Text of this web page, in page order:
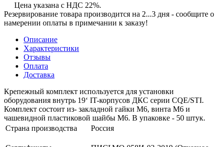
Цена указана с НДС 22%.
Резервирование товара производится на 2...3 дня - сообщите о
намерении оплаты в примечании к заказу!
Описание
Характеристики
Отзывы
Оплата
Доставка
Крепежный комплект используется для установки
оборудования внутрь 19‘ IT-корпусов ДКС серии CQE/STI.
Комплект состоит из- закладной гайки М6, винта М6 и
чашевидной пластиковой шайбы М6. В упаковке - 50 штук.
Страна производства
Россия